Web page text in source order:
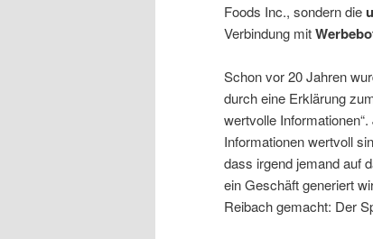
Foods Inc., sondern die
Verbindung mit
Schon vor 20 Jahren
durch eine Erklärung
wertvolle
Informationen wertvoll
dass irgend jemand auf
ein Geschäft generiert
Reibach gemacht: Der